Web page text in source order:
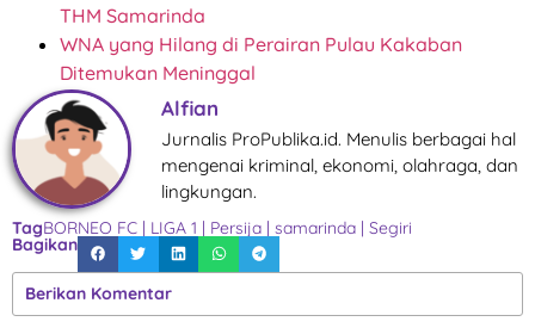
THM Samarinda
WNA yang Hilang di Perairan Pulau Kakaban
Ditemukan Meninggal
Alfian
Jurnalis ProPublika.id. Menulis berbagai hal
mengenai kriminal, ekonomi, olahraga, dan
lingkungan.
TagBORNEO FC | LIGA 1 | Persija | samarinda | Segiri
Bagikan
Berikan Komentar